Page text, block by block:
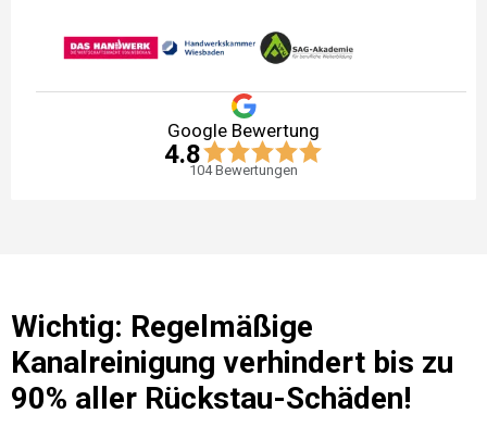
Google Bewertung
4.8
104Bewertungen
Wichtig: Regelmäßige
Kanalreinigung verhindert bis zu
90% aller Rückstau-Schäden!